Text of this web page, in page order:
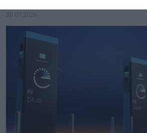
τομείς κυβερνοασφάλειας
30.07.2026